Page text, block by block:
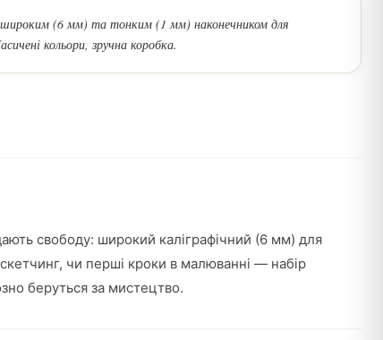
широким (6 мм) та тонким (1 мм) наконечником для
кольори, зручна коробка.
свободу: широкий каліграфічний (6 мм) для
чи перші кроки в малюванні — набір
беруться за мистецтво.